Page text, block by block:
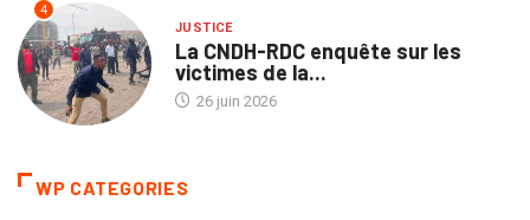
4
JUSTICE
La CNDH-RDC enquête sur les
victimes de la...
26 juin 2026
WP CATEGORIES